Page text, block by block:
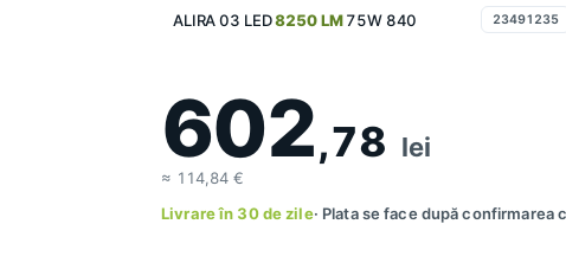
ALIRA 03 LED8250 LM75W 840 23491235
602,78 lei
≈ 114,84 €
Livrare în 30 de zile· Plata se face după confirmarea